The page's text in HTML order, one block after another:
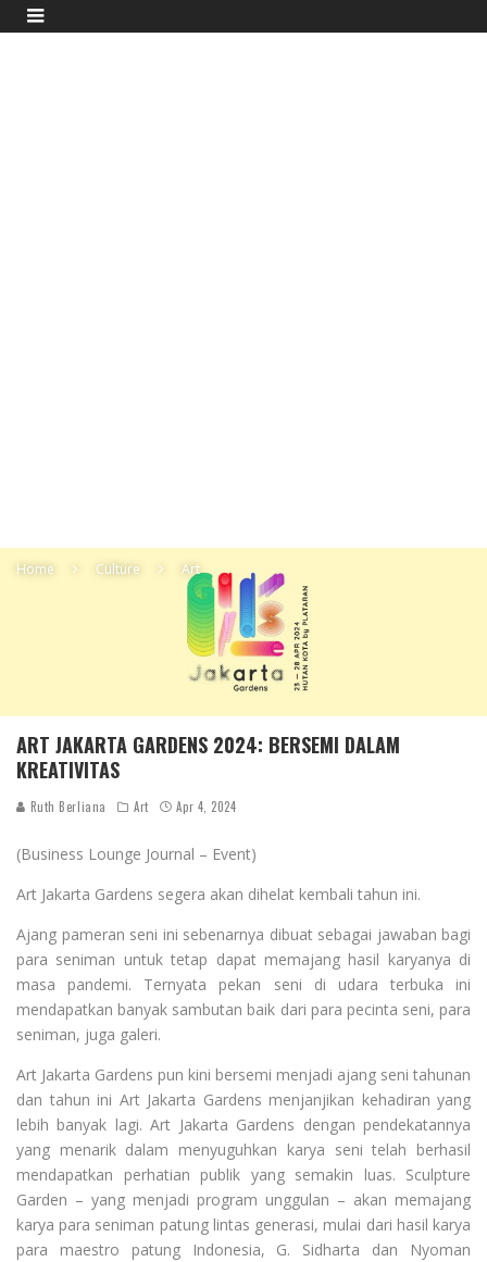
Home Culture Art
ART JAKARTA GARDENS 2024: BERSEMI DALAM
KREATIVITAS
Ruth Berliana Art Apr 4, 2024
(Business Lounge Journal – Event)
Art Jakarta Gardens segera akan dihelat kembali tahun ini.
Ajang pameran seni ini sebenarnya dibuat sebagai jawaban bagi
para seniman untuk tetap dapat memajang hasil karyanya di
masa pandemi. Ternyata pekan seni di udara terbuka ini
mendapatkan banyak sambutan baik dari para pecinta seni, para
seniman, juga galeri.
Art Jakarta Gardens pun kini bersemi menjadi ajang seni tahunan
dan tahun ini Art Jakarta Gardens menjanjikan kehadiran yang
lebih banyak lagi. Art Jakarta Gardens dengan pendekatannya
yang menarik dalam menyuguhkan karya seni telah berhasil
mendapatkan perhatian publik yang semakin luas. Sculpture
Garden – yang menjadi program unggulan – akan memajang
karya para seniman patung lintas generasi, mulai dari hasil karya
para maestro patung Indonesia, G. Sidharta dan Nyoman